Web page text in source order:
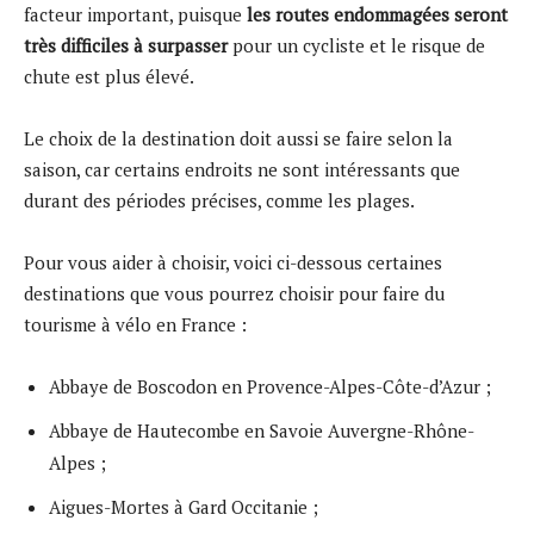
facteur important, puisque les routes endommagées seront
très difficiles à surpasserpour un cycliste et le risque de
chute est plus élevé.
Le choix de la destination doit aussi se faire selon la
saison, car certains endroits ne sont intéressants que
durant des périodes précises, comme les plages.
Pour vous aider à choisir, voici ci-dessous certaines
destinations que vous pourrez choisir pour faire du
tourisme à vélo en France :
Abbaye de Boscodon en Provence-Alpes-Côte-d’Azur ;
Abbaye de Hautecombe en Savoie Auvergne-Rhône-
Alpes ;
Aigues-Mortes à Gard Occitanie ;